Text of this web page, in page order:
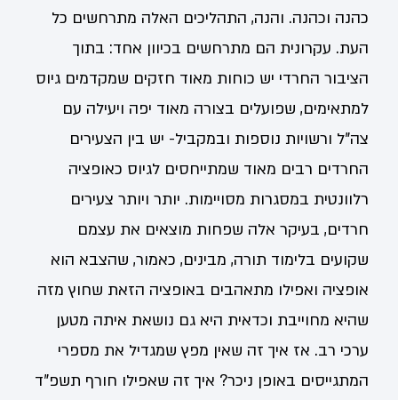
כהנה וכהנה. והנה, התהליכים האלה מתרחשים כל
העת. עקרונית הם מתרחשים בכיוון אחד: בתוך
הציבור החרדי יש כוחות מאוד חזקים שמקדמים גיוס
למתאימים, שפועלים בצורה מאוד יפה ויעילה עם
צה"ל ורשויות נוספות ובמקביל- יש בין הצעירים
החרדים רבים מאוד שמתייחסים לגיוס כאופציה
רלוונטית במסגרות מסויימות. יותר ויותר צעירים
חרדים, בעיקר אלה שפחות מוצאים את עצמם
שקועים בלימוד תורה, מבינים, כאמור, שהצבא הוא
אופציה ואפילו מתאהבים באופציה הזאת שחוץ מזה
שהיא מחוייבת וכדאית היא גם נושאת איתה מטען
ערכי רב. אז איך זה שאין מפץ שמגדיל את מספרי
המתגייסים באופן ניכר? איך זה שאפילו חורף תשפ"ד